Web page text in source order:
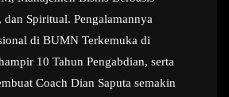
dan Spiritual. Pengalamannya
di BUMN Terkemuka di
10 Tahun Pengabdian, serta
Coach Dian Saputa semakin